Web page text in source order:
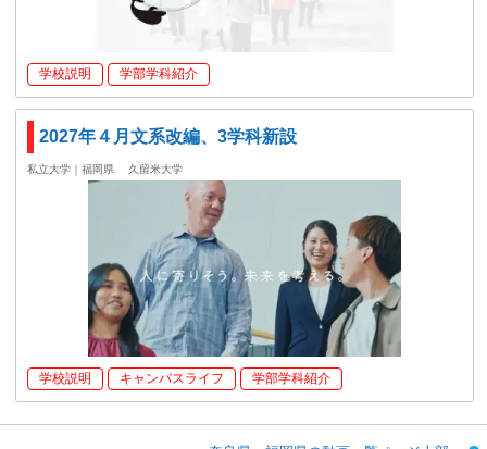
学校説明 学部学科紹介
2027年４月文系改編、3学科新設
私立大学｜福岡県 久留米大学
学校説明 キャンパスライフ 学部学科紹介